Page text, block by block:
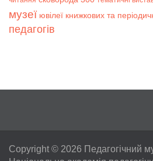
музеї ювілеї книжкових та
педагогів
Copyright © 2026 Педагогічний